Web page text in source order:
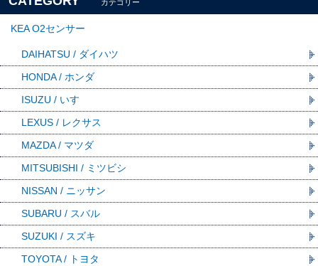
カテゴリー
KEA O2センサー
DAIHATSU / ダイハツ
HONDA / ホンダ
ISUZU / いすゞ
LEXUS / レクサス
MAZDA / マツダ
MITSUBISHI / ミツビシ
NISSAN / ニッサン
SUBARU / スバル
SUZUKI / スズキ
TOYOTA / トヨタ